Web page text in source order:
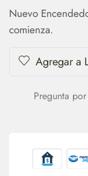
Nuevo
comienza.
Agregar a
Pregunta